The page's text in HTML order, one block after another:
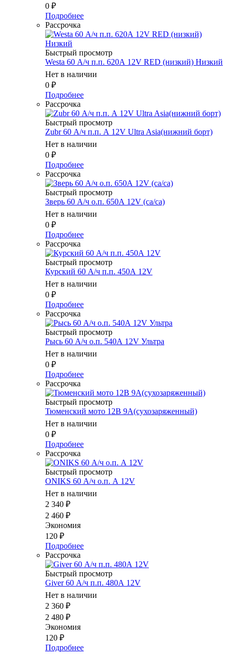
0 ₽
Подробнее
Рассрочка
Быстрый просмотр
Westa 60 А/ч п.п. 620А 12V RED (низкий) Низкий
Нет в наличии
0 ₽
Подробнее
Рассрочка
Быстрый просмотр
Zubr 60 А/ч п.п. А 12V Ultra Asia(нижний борт)
Нет в наличии
0 ₽
Подробнее
Рассрочка
Быстрый просмотр
Зверь 60 А/ч о.п. 650А 12V (ca/ca)
Нет в наличии
0 ₽
Подробнее
Рассрочка
Быстрый просмотр
Курский 60 А/ч п.п. 450А 12V
Нет в наличии
0 ₽
Подробнее
Рассрочка
Быстрый просмотр
Рысь 60 А/ч о.п. 540А 12V Ультра
Нет в наличии
0 ₽
Подробнее
Рассрочка
Быстрый просмотр
Тюменский мото 12В 9А(сухозаряженный)
Нет в наличии
0 ₽
Подробнее
Рассрочка
Быстрый просмотр
ONIKS 60 А/ч о.п. А 12V
Нет в наличии
2 340 ₽
2 460 ₽
Экономия
120 ₽
Подробнее
Рассрочка
Быстрый просмотр
Giver 60 А/ч п.п. 480А 12V
Нет в наличии
2 360 ₽
2 480 ₽
Экономия
120 ₽
Подробнее